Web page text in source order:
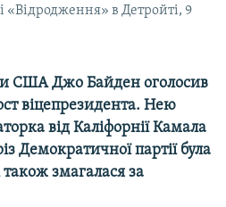
«Відродження» в Детройті, 9
США Джо Байден оголосив
віцепрезидента. Нею
від Каліфорнії Камала
Демократичної партії була
змагалася за